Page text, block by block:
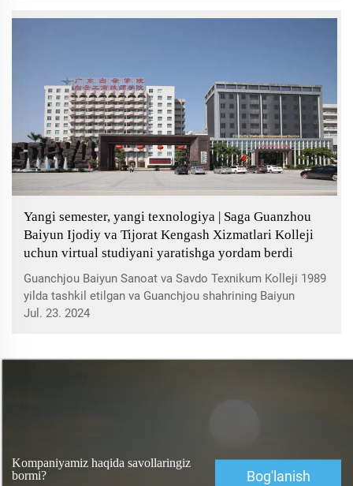
Yangi semester, yangi texnologiya | Saga Guanzhou
Baiyun Ijodiy va Tijorat Kengash Xizmatlari Kolleji
uchun virtual studiyani yaratishga yordam berdi
Guanchjou Baiyun Sanoat va Savdo Texnikum Kolleji 1989
yilda tashkil etilgan va Guanchjou shahrining Baiyun
tumanida joylashgan, transporti qulay va muhitining
Jul. 23. 2024
Kompaniyamiz haqida savollaringiz
bormi?
Bog'lanish